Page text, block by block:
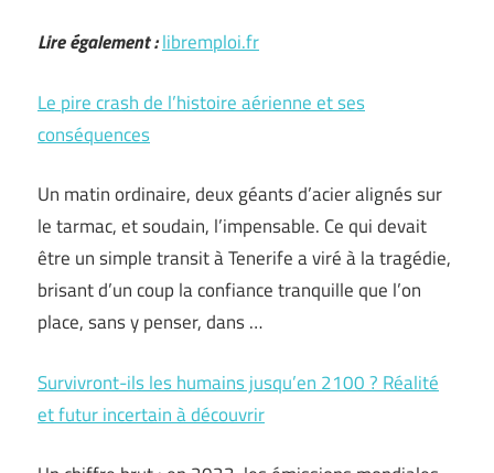
Lire également :libremploi.fr
Le pire crash de l’histoire aérienne et ses
conséquences
Un matin ordinaire, deux géants d’acier alignés sur
le tarmac, et soudain, l’impensable. Ce qui devait
être un simple transit à Tenerife a viré à la tragédie,
brisant d’un coup la confiance tranquille que l’on
place, sans y penser, dans …
Survivront-ils les humains jusqu’en 2100 ? Réalité
et futur incertain à découvrir